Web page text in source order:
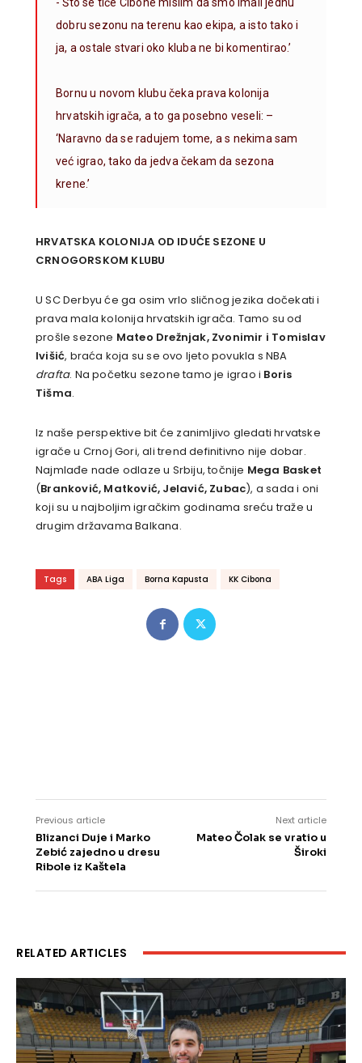
-‘Što se tiče Cibone mislim da smo imali jednu
dobru sezonu na terenu kao ekipa, a isto tako i
ja, a ostale stvari oko kluba ne bi komentirao.’
Bornu u novom klubu čeka prava kolonija
hrvatskih igrača, a to ga posebno veseli: –
‘Naravno da se radujem tome, a s nekima sam
već igrao, tako da jedva čekam da sezona
krene.’
HRVATSKA KOLONIJA OD IDUĆE SEZONE U
CRNOGORSKOM KLUBU
U SC Derbyu će ga osim vrlo sličnog jezika dočekati i
prava mala kolonija hrvatskih igrača. Tamo su od
prošle sezone Mateo Drežnjak, Zvonimir i Tomislav
Ivišić, braća koja su se ovo ljeto povukla s NBA
drafta. Na početku sezone tamo je igrao i Boris
Tišma.
Iz naše perspektive bit će zanimljivo gledati hrvatske
igrače u Crnoj Gori, ali trend definitivno nije dobar.
Najmlađe nade odlaze u Srbiju, točnije Mega Basket
(Branković, Matković, Jelavić, Zubac), a sada i oni
koji su u najboljim igračkim godinama sreću traže u
drugim državama Balkana.
Tags ABA Liga Borna Kapusta KK Cibona
Previous article
Blizanci Duje i Marko
Zebić zajedno u dresu
Ribole iz Kaštela
Next article
Mateo Čolak se vratio u
Široki
RELATED ARTICLES